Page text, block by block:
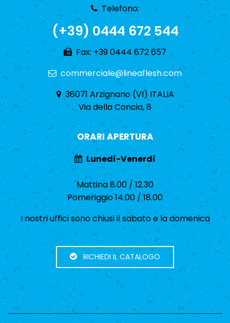
Telefono:
(+39) 0444 672 544
Fax: +39 0444 672 657
commerciale@lineaflesh.com
36071 Arzignano (VI) ITALIA
Via della Concia, 8
ORARI APERTURA
Lunedì-Venerdì
Mattina 8.00 / 12.30
Pomeriggio 14.00 / 18.00
I nostri uffici sono chiusi il sabato e la domenica
RICHIEDI IL CATALOGO